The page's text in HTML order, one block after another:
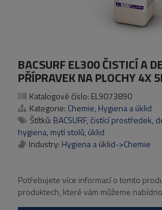
BACSURF EL300 ČISTICÍ A
PŘÍPRAVEK NA PLOCHY 4X
Katalogové číslo: EL9073890
Kategorie: Chemie, Hygiena a úklid
Štítků: BACSURF,čistící prostředek,
hygiena, mytí stolů, úklid
Industry: Hygiena a úklid->Chemie
Potřebujete více informací o tomto
produktech, které vám můžeme